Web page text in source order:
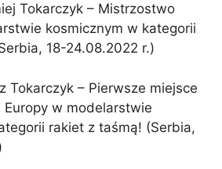
Tokarczyk – Mistrzostwo
kosmicznym w kategorii
18-24.08.2022 r.)
Tokarczyk – Pierwsze miejsce
w modelarstwie
rakiet z taśmą! (Serbia,